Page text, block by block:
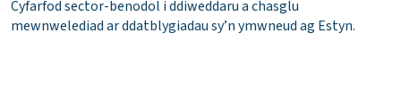
Cyfarfod sector-benodol i ddiweddaru a chasglu
mewnwelediad ar ddatblygiadau sy’n ymwneud ag Estyn.